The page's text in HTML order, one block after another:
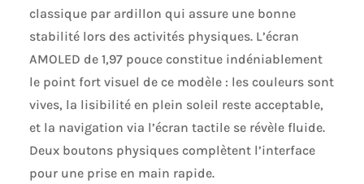
Pouce: Montre
connectée fitness
écran AMOLED
ultra-haute
définition
entièrement tactile,
avec un taux de
rafraîchissement
de 60 Hz et une
résolution de
classique par ardillon qui assure une bonne
stabilité lors des activités physiques. L’écran
AMOLED de 1,97 pouce constitue indéniablement
le point fort visuel de ce modèle : les couleurs sont
vives, la lisibilité en plein soleil reste acceptable,
et la navigation via l’écran tactile se révèle fluide.
Deux boutons physiques complètent l’interface
pour une prise en main rapide.